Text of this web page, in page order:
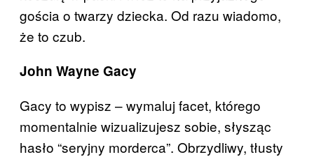
gościa o twarzy dziecka. Od razu wiadomo,
że to czub.
John Wayne Gacy
Gacy to wypisz – wymaluj facet, którego
momentalnie wizualizujesz sobie, słysząc
hasło “seryjny morderca”. Obrzydliwy, tłusty